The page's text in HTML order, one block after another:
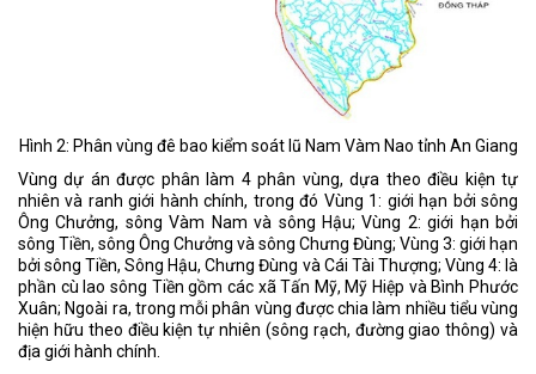
Hình 2: Phân vùng đê bao kiểm soát lũ Nam Vàm Nao tỉnh An Giang
Vùng dự án được phân làm 4 phân vùng, dựa theo điều kiện tự
nhiên và ranh giới hành chính, trong đó Vùng 1: giới hạn bởi sông
Ông Chưởng, sông Vàm Nam và sông Hậu; Vùng 2: giới hạn bởi
sông Tiền, sông Ông Chưởng và sông Chưng Đùng; Vùng 3: giới hạn
bởi sông Tiền, Sông Hậu, Chưng Đùng và Cái Tài Thượng; Vùng 4: là
phần cù lao sông Tiền gồm các xã Tấn Mỹ, Mỹ Hiệp và Bình Phước
Xuân; Ngoài ra, trong mỗi phân vùng được chia làm nhiều tiểu vùng
hiện hữu theo điều kiện tự nhiên (sông rạch, đường giao thông) và
địa giới hành chính.